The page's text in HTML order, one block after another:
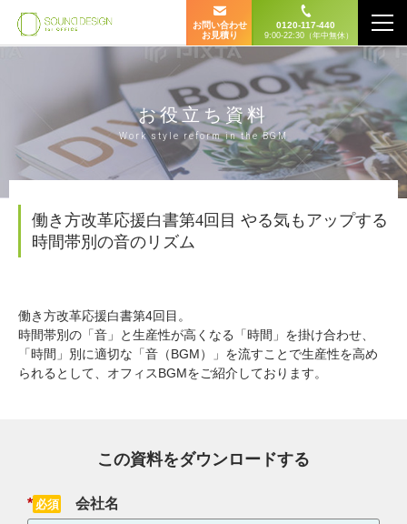
お問い合わせ
お見積り
0120-117-440
9:00-22:30（年中無休）
お役立ち資料
Work style reform in the BGM
働き方改革応援白書第4回目 やる気もアップする
時間帯別の音のリズム
働き方改革応援白書第4回目。
時間帯別の「音」と生産性が高くなる「時間」を掛け合わせ、
「時間」別に適切な「音（BGM）」を流すことで生産性を高め
られるとして、オフィスBGMをご紹介しております。
この資料をダウンロードする
* 会社名